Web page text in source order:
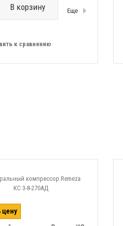
В корзину Еще
к сравнению
цену